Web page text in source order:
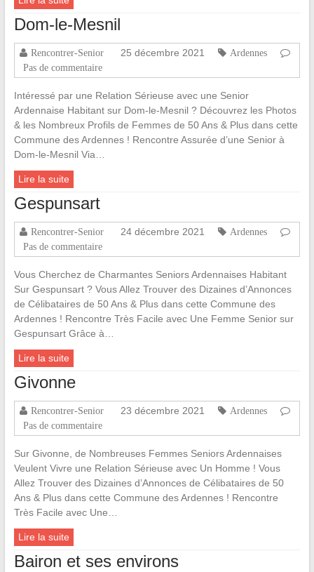
Dom-le-Mesnil
Rencontrer-Senior 25 décembre 2021
Ardennes
Pas de commentaire
Intéressé par une Relation Sérieuse avec une Senior
Ardennaise Habitant sur Dom-le-Mesnil ? Découvrez les Photos
& les Nombreux Profils de Femmes de 50 Ans & Plus dans cette
Commune des Ardennes ! Rencontre Assurée d’une Senior à
Dom-le-Mesnil Via…
Lire la suite
Gespunsart
Rencontrer-Senior 24 décembre 2021
Ardennes
Pas de commentaire
Vous Cherchez de Charmantes Seniors Ardennaises Habitant
Sur Gespunsart ? Vous Allez Trouver des Dizaines d’Annonces
de Célibataires de 50 Ans & Plus dans cette Commune des
Ardennes ! Rencontre Très Facile avec Une Femme Senior sur
Gespunsart Grâce à…
Lire la suite
Givonne
Rencontrer-Senior 23 décembre 2021
Ardennes
Pas de commentaire
Sur Givonne, de Nombreuses Femmes Seniors Ardennaises
Veulent Vivre une Relation Sérieuse avec Un Homme ! Vous
Allez Trouver des Dizaines d’Annonces de Célibataires de 50
Ans & Plus dans cette Commune des Ardennes ! Rencontre
Très Facile avec Une…
Lire la suite
Bairon et ses environs